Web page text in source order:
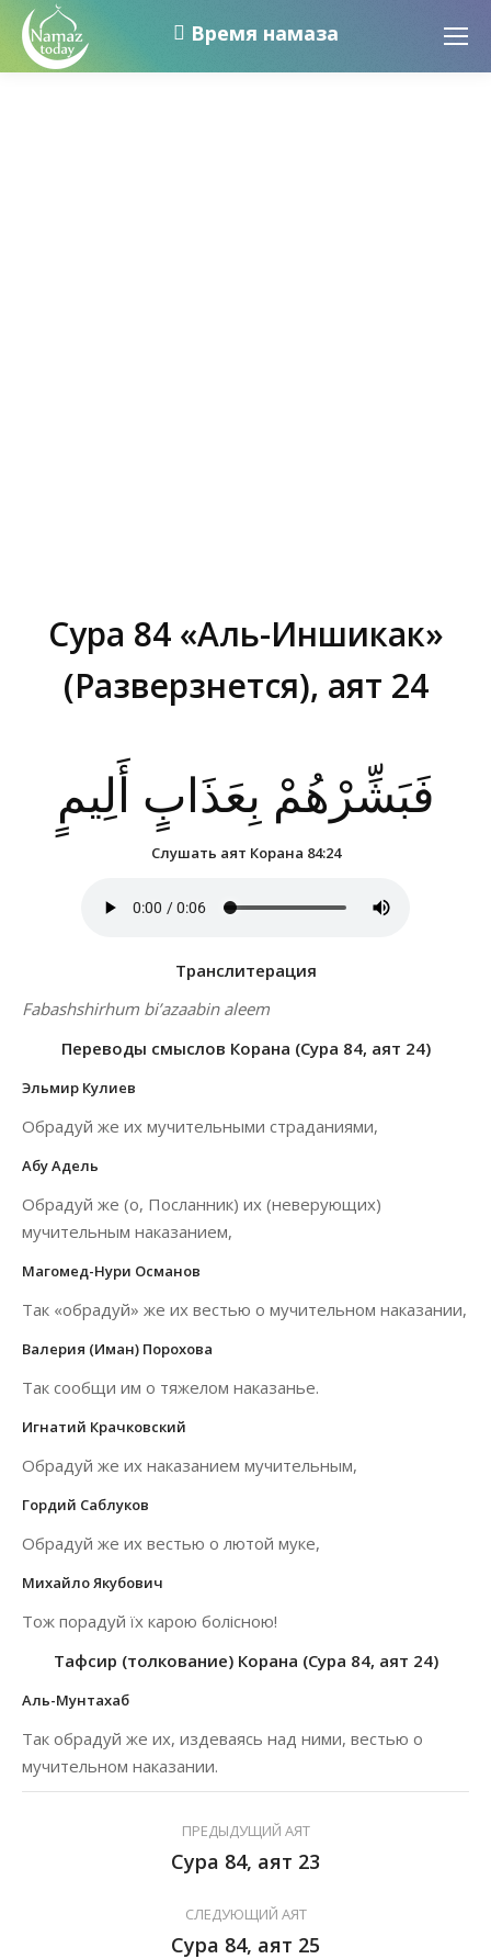
Время намаза
Сура 84 «Аль-Иншикак»
(Разверзнется), аят 24
فَبَشِّرْهُمْ بِعَذَابٍ أَلِيمٍ
Слушать аят Корана 84:24
Транслитерация
Fabashshirhum bi’azaabin aleem
Переводы смыслов Корана (Сура 84, аят 24)
Эльмир Кулиев
Обрадуй же их мучительными страданиями,
Абу Адель
Обрадуй же (о, Посланник) их (неверующих)
мучительным наказанием,
Магомед-Нури Османов
Так «обрадуй» же их вестью о мучительном наказании,
Валерия (Иман) Порохова
Так сообщи им о тяжелом наказанье.
Игнатий Крачковский
Обрадуй же их наказанием мучительным,
Гордий Саблуков
Обрадуй же их вестью о лютой муке,
Михайло Якубович
Тож порадуй їх карою болісною!
Тафсир (толкование) Корана (Сура 84, аят 24)
Аль-Мунтахаб
Так обрадуй же их, издеваясь над ними, вестью о
мучительном наказании.
ПРЕДЫДУЩИЙ АЯТ
Сура 84, аят 23
СЛЕДУЮЩИЙ АЯТ
Сура 84, аят 25